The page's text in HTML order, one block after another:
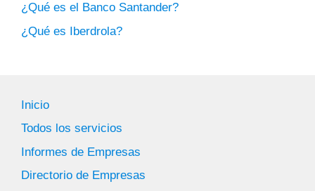
¿Qué es el Banco Santander?
¿Qué es Iberdrola?
Inicio
Todos los servicios
Informes de Empresas
Directorio de Empresas